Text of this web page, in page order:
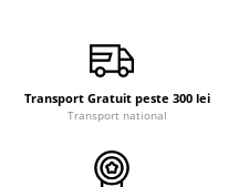
Transport Gratuit peste 300 lei
Transport national